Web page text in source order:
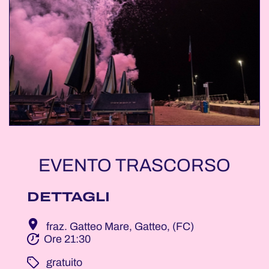
EVENTO TRASCORSO
DETTAGLI
fraz. Gatteo Mare, Gatteo, (FC)
Ore 21:30
­ gratuito